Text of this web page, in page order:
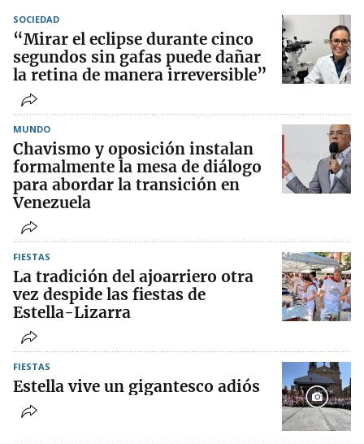
SOCIEDAD
“Mirar el eclipse durante cinco
segundos sin gafas puede dañar
la retina de manera irreversible”
MUNDO
Chavismo y oposición instalan
formalmente la mesa de diálogo
para abordar la transición en
Venezuela
FIESTAS
La tradición del ajoarriero otra
vez despide las fiestas de
Estella-Lizarra
FIESTAS
Estella vive un gigantesco adiós